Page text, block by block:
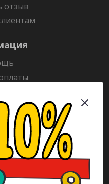
отзыв
товар